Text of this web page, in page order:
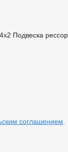
4x2 Подвеска
соглашением